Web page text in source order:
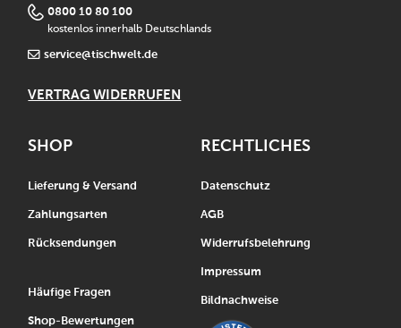
0800 10 80 100
kostenlos innerhalb Deutschlands
service@tischwelt.de
VERTRAG WIDERRUFEN
SHOP
Lieferung & Versand
Zahlungsarten
Rücksendungen
Häufige Fragen
Shop-Bewertungen
RECHTLICHES
Datenschutz
AGB
Widerrufsbelehrung
Impressum
Bildnachweise